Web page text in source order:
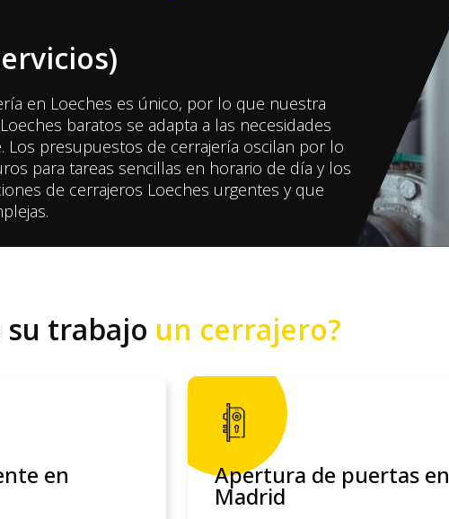
en Loeches es único, por lo que nuestra
baratos se adapta a las necesidades
Los presupuestos de cerrajería oscilan por lo
para tareas sencillas en horario de día y los
de cerrajeros Loeches urgentes y que
su trabajo un cerrajero?
en Apertura de puertas en
Madrid